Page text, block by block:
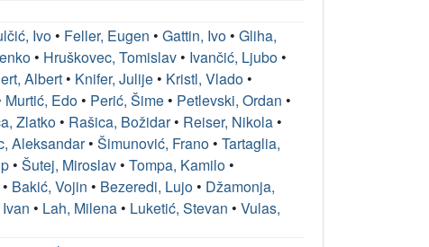
Ivo • Feller, Eugen •Gattin, Ivo •Gliha,
• Hruškovec, Tomislav • Ivančić, Ljubo •
Albert • Knifer, Julije • Kristl, Vlado •
Murtić, Edo • Perić, Šime • Petlevski, Ordan •
Zlatko • Rašica, Božidar• Reiser, Nikola •
Aleksandar•Šimunović, Frano •Tartaglia,
•Šutej, Miroslav •Tompa, Kamilo •
• Bakić, Vojin • Bezeredi, Lujo • Džamonja,
• Lah, Milena • Luketić, Stevan •Vulas,